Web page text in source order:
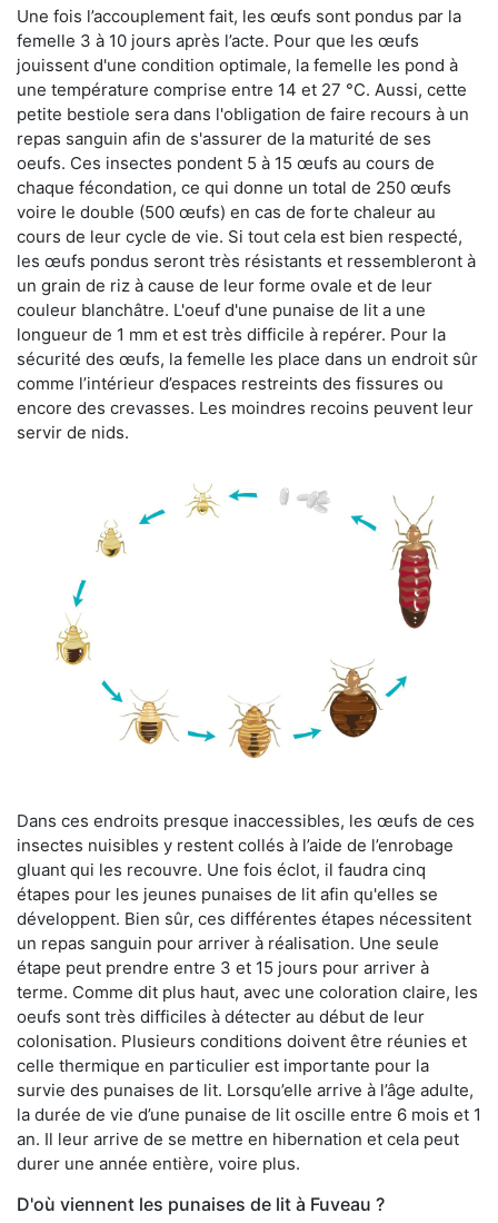
Une fois l’accouplement fait, les œufs sont pondus par la
femelle 3 à 10 jours après l’acte. Pour que les œufs
jouissent d'une condition optimale, la femelle les pond à
une température comprise entre 14 et 27 °C. Aussi, cette
petite bestiole sera dans l'obligation de faire recours à un
repas sanguin afin de s'assurer de la maturité de ses
oeufs. Ces insectes pondent 5 à 15 œufs au cours de
chaque fécondation, ce qui donne un total de 250 œufs
voire le double (500 œufs) en cas de forte chaleur au
cours de leur cycle de vie. Si tout cela est bien respecté,
les œufs pondus seront très résistants et ressembleront à
un grain de riz à cause de leur forme ovale et de leur
couleur blanchâtre. L'oeuf d'une punaise de lit a une
longueur de 1 mm et est très difficile à repérer. Pour la
sécurité des œufs, la femelle les place dans un endroit sûr
comme l’intérieur d’espaces restreints des fissures ou
encore des crevasses. Les moindres recoins peuvent leur
servir de nids.
Dans ces endroits presque inaccessibles, les œufs de ces
insectes nuisibles y restent collés à l’aide de l’enrobage
gluant qui les recouvre. Une fois éclot, il faudra cinq
étapes pour les jeunes punaises de lit afin qu'elles se
développent. Bien sûr, ces différentes étapes nécessitent
un repas sanguin pour arriver à réalisation. Une seule
étape peut prendre entre 3 et 15 jours pour arriver à
terme. Comme dit plus haut, avec une coloration claire, les
oeufs sont très difficiles à détecter au début de leur
colonisation. Plusieurs conditions doivent être réunies et
celle thermique en particulier est importante pour la
survie des punaises de lit. Lorsqu’elle arrive à l’âge adulte,
la durée de vie d’une punaise de lit oscille entre 6 mois et 1
an. Il leur arrive de se mettre en hibernation et cela peut
durer une année entière, voire plus.
D'où viennent les punaises de lit à Fuveau ?